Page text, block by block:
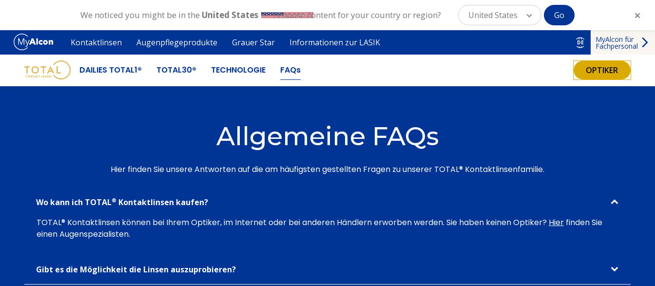
Skip
main
content
Kontaktlinsen Augenpflegeprodukte Grauer Star Informationen zur LASIK DE MyAlcon für
Fachpersonal
DAILIES TOTAL1® TOTAL30® TECHNOLOGIE FAQs OPTIKER
Allgemeine FAQs
Hier finden Sie unsere Antworten auf die am häufigsten gestellten Fragen zu unserer TOTAL® Kontaktlinsenfamilie.
Wo kann ich TOTAL® Kontaktlinsen kaufen?
TOTAL® Kontaktlinsen können bei Ihrem Optiker, im Internet oder bei anderen Händlern erworben werden. Sie haben keinen Optiker? Hier finden Sie
einen Augenspezialisten.
Gibt es die Möglichkeit die Linsen auszuprobieren?
We noticed you might be in the United States . Choose content for your country or region? United States Go